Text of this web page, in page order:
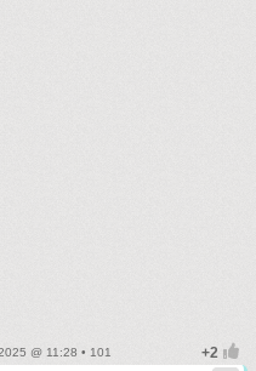
@ 11:28 • 101